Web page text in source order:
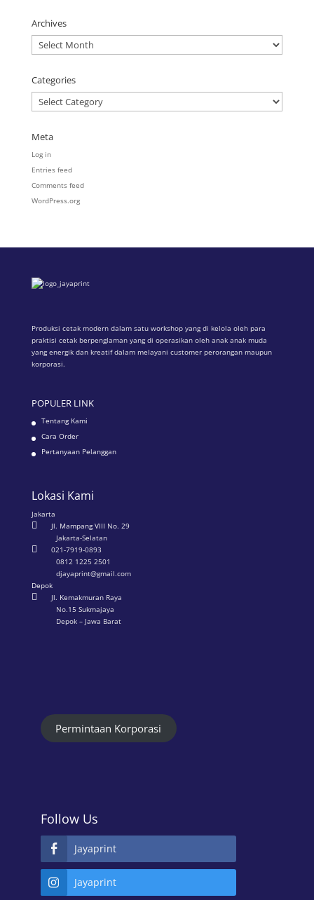
Archives
Archives
Categories
Categories
Meta
Log in
Entries feed
Comments feed
WordPress.org
Produksi cetak modern dalam satu workshop yang di kelola oleh para
praktisi cetak berpenglaman yang di operasikan oleh anak anak muda
yang energik dan kreatif dalam melayani customer perorangan maupun
korporasi.
POPULER LINK
Tentang Kami
Cara Order
Pertanyaan Pelanggan
Lokasi Kami
Jakarta

Jl. Mampang VIII No. 29
Jakarta-Selatan

021-7919-0893
0812 1225 2501
djayaprint@gmail.com
Depok

Jl. Kemakmuran Raya
No.15 Sukmajaya
Depok – Jawa Barat
Permintaan Korporasi
Follow Us
Jayaprint
Jayaprint